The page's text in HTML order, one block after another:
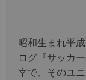
昭和生まれ平
ログ『サッカ
宰で、そのユ